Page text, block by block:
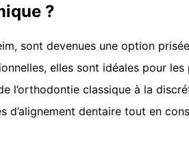
?
sont devenues une option
elles sont idéales pour
classique à la
dentaire tout en